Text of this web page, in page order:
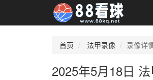
首页 法甲录像 录像详
2025年5月18日